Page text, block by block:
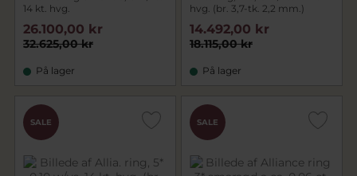
14 kt. hvg.
32.625,00 kr
26.100,00 kr
På lager
hvg. (br. 3,7-tk. 2,2 mm.)
18.115,00 kr
14.492,00 kr
På lager
SALE SALE